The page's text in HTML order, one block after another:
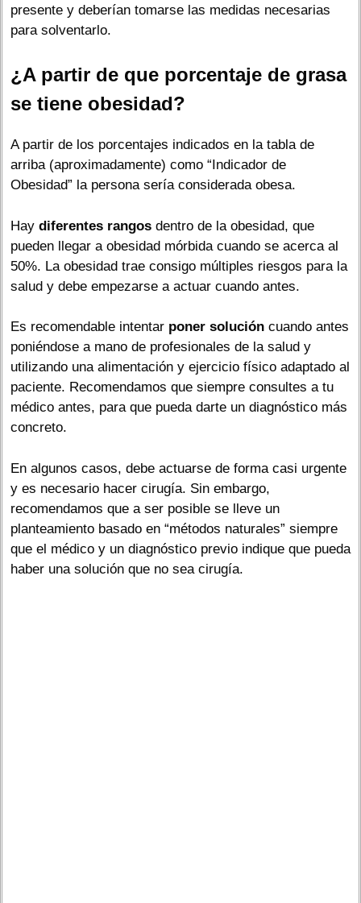
presente y deberían tomarse las medidas necesarias
para solventarlo.
¿A partir de que porcentaje de grasa
se tiene obesidad?
A partir de los porcentajes indicados en la tabla de
arriba (aproximadamente) como “Indicador de
Obesidad” la persona sería considerada obesa.
Hay diferentes rangos dentro de la obesidad, que
pueden llegar a obesidad mórbida cuando se acerca al
50%. La obesidad trae consigo múltiples riesgos para la
salud y debe empezarse a actuar cuando antes.
Es recomendable intentar poner solución cuando antes
poniéndose a mano de profesionales de la salud y
utilizando una alimentación y ejercicio físico adaptado al
paciente. Recomendamos que siempre consultes a tu
médico antes, para que pueda darte un diagnóstico más
concreto.
En algunos casos, debe actuarse de forma casi urgente
y es necesario hacer cirugía. Sin embargo,
recomendamos que a ser posible se lleve un
planteamiento basado en “métodos naturales” siempre
que el médico y un diagnóstico previo indique que pueda
haber una solución que no sea cirugía.